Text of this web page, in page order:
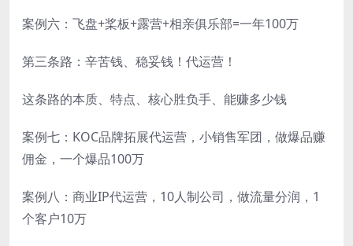
案例六：飞盘+桨板+露营+相亲俱乐部=一年100万
第三条路：辛苦钱、稳妥钱！代运营！
这条路的本质、特点、核心胜负手、能赚多少钱
案例七：KOC品牌拓展代运营，小销售军团，做爆品赚
佣金，一个爆品100万
案例八：商业IP代运营，10人制公司，做流量分润，1
个客户10万